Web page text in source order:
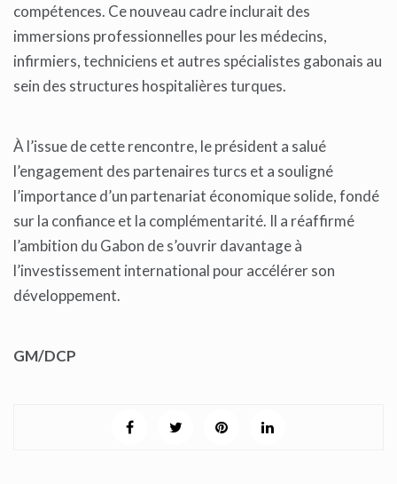
compétences. Ce nouveau cadre inclurait des
immersions professionnelles pour les médecins,
infirmiers, techniciens et autres spécialistes gabonais au
sein des structures hospitalières turques.
À l’issue de cette rencontre, le président a salué
l’engagement des partenaires turcs et a souligné
l’importance d’un partenariat économique solide, fondé
sur la confiance et la complémentarité. Il a réaffirmé
l’ambition du Gabon de s’ouvrir davantage à
l’investissement international pour accélérer son
développement.
GM/DCP